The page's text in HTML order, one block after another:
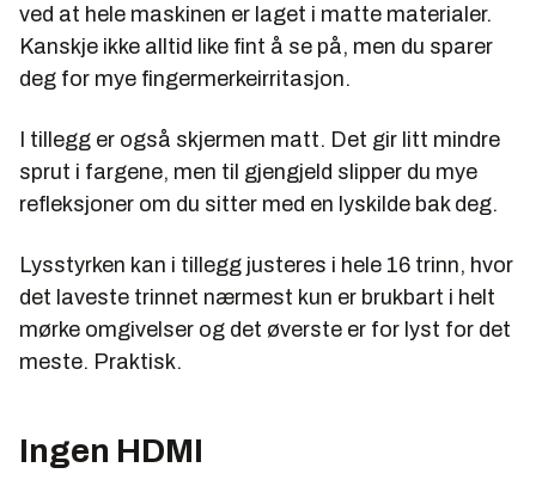
ved at hele maskinen er laget i matte materialer.
Kanskje ikke alltid like fint å se på, men du sparer
deg for mye fingermerkeirritasjon.
I tillegg er også skjermen matt. Det gir litt mindre
sprut i fargene, men til gjengjeld slipper du mye
refleksjoner om du sitter med en lyskilde bak deg.
Lysstyrken kan i tillegg justeres i hele 16 trinn, hvor
det laveste trinnet nærmest kun er brukbart i helt
mørke omgivelser og det øverste er for lyst for det
meste. Praktisk.
Ingen HDMI